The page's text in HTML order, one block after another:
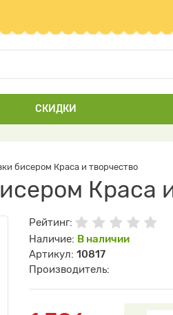
СКИДКИ
бисером Краса и творчество
Краса
Рейтинг:
Наличие: В наличии
Артикул: 10817
Производитель: